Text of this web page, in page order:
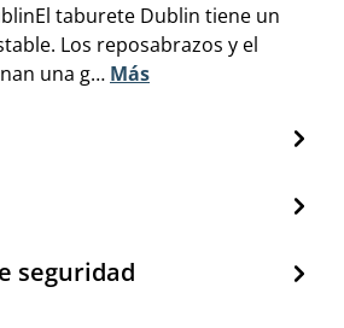
taburete Dublin tiene un
Los reposabrazos y el
una g… Más
seguridad